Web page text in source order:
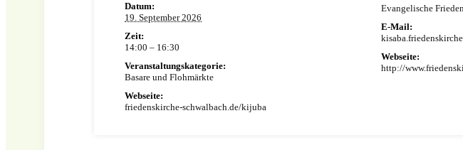
Datum:
19. September 2026
Zeit:
14:00 – 16:30
Veranstaltungskategorie:
Basare und Flohmärkte
Webseite:
friedenskirche-schwalbach.de/kijuba
Evangelische
E-Mail:
Webseite:
http://